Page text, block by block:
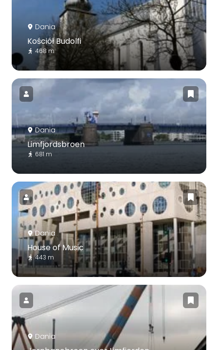
Dania
Kościół Budolfi
468 m
Dania
Limfjordsbroen
681 m
Dania
House of Music
443 m
Dania